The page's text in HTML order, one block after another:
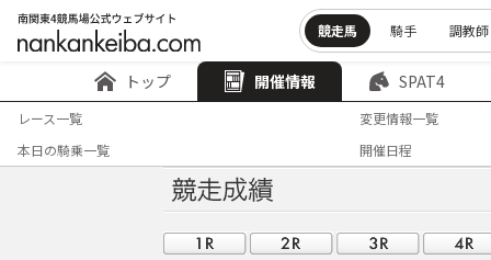
競走馬 騎手 調教師
トップ 開催情報 SPAT4
レース一覧
変更情報一覧
本日の騎乗一覧
開催日程